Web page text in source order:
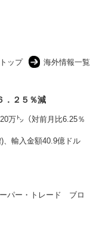
ップ
海外情報一覧
．２５％減
万㌧（対前月比6.25％
、輸入金額40.9億ドル
パー・トレード ブロ